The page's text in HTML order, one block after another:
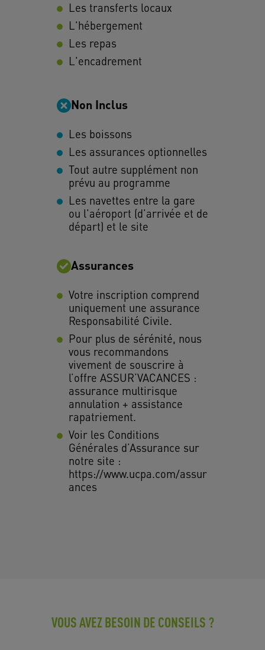
Les transferts locaux
L'hébergement
Les repas
L'encadrement
Non Inclus
Les boissons
Les assurances optionnelles
Tout autre supplément non
prévu au programme
Les navettes entre la gare
ou l'aéroport (d'arrivée et de
départ) et le site
Assurances
Votre inscription comprend
uniquement une assurance
Responsabilité Civile.
Pour plus de sérénité, nous
vous recommandons
vivement de souscrire à
l’offre ASSUR’VACANCES :
assurance multirisque
annulation + assistance
rapatriement.
Voir les Conditions
Générales d’Assurance sur
notre site :
https://www.ucpa.com/assur
ances
VOUS AVEZ BESOIN DE CONSEILS ?